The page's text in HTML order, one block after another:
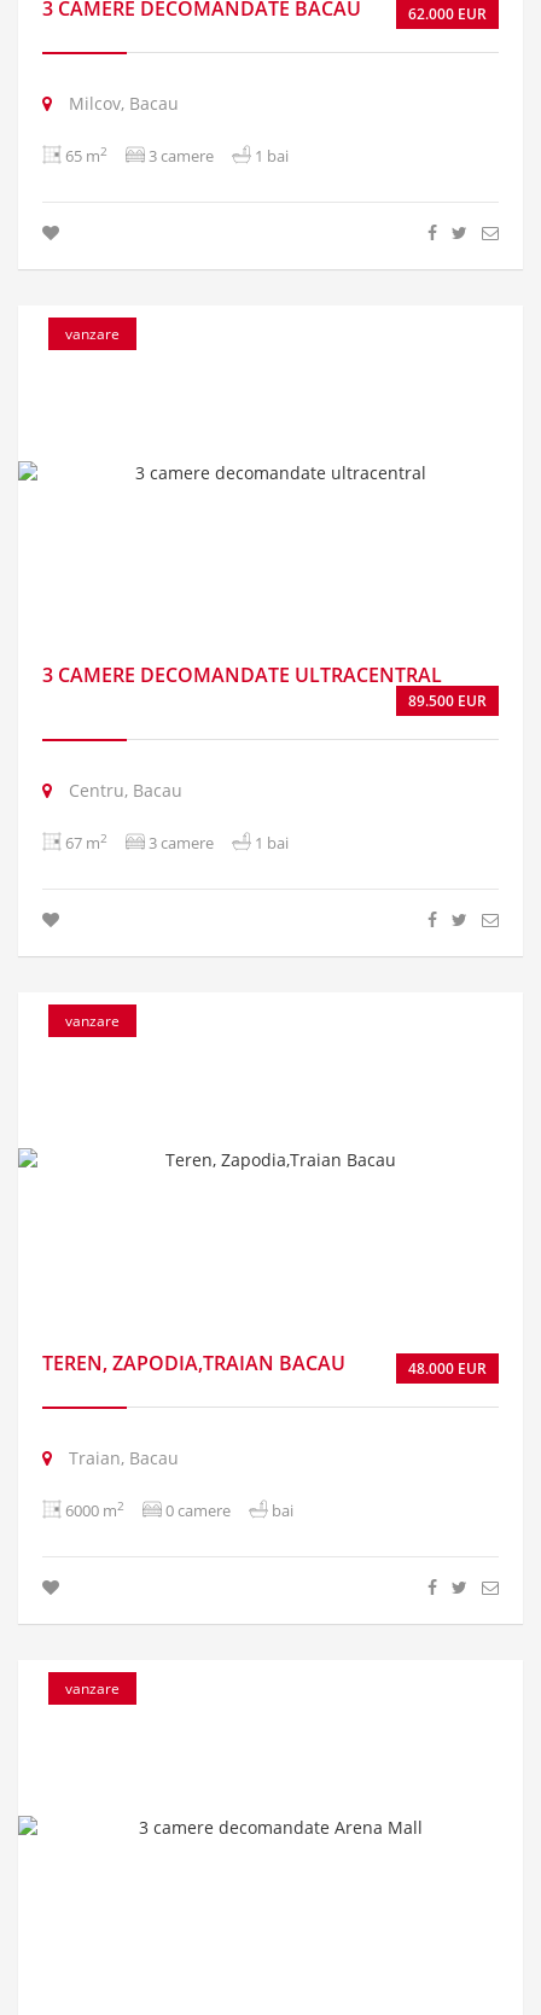
3 CAMERE DECOMANDATE BACAU 62.000 EUR
Milcov, Bacau
65 m2 3 camere 1 bai
3 CAMERE DECOMANDATE ULTRACENTRAL
89.500 EUR
Centru, Bacau
67 m2 3 camere 1 bai
vanzare
TEREN, ZAPODIA,TRAIAN BACAU 48.000 EUR
Traian, Bacau
6000 m2 0 camere bai
vanzare
vanzare